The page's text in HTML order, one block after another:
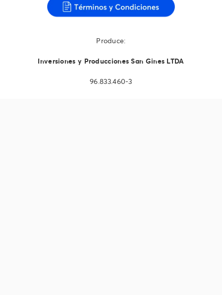
Produce:
Inversiones y Producciones San Gines LTDA
96.833.460-3